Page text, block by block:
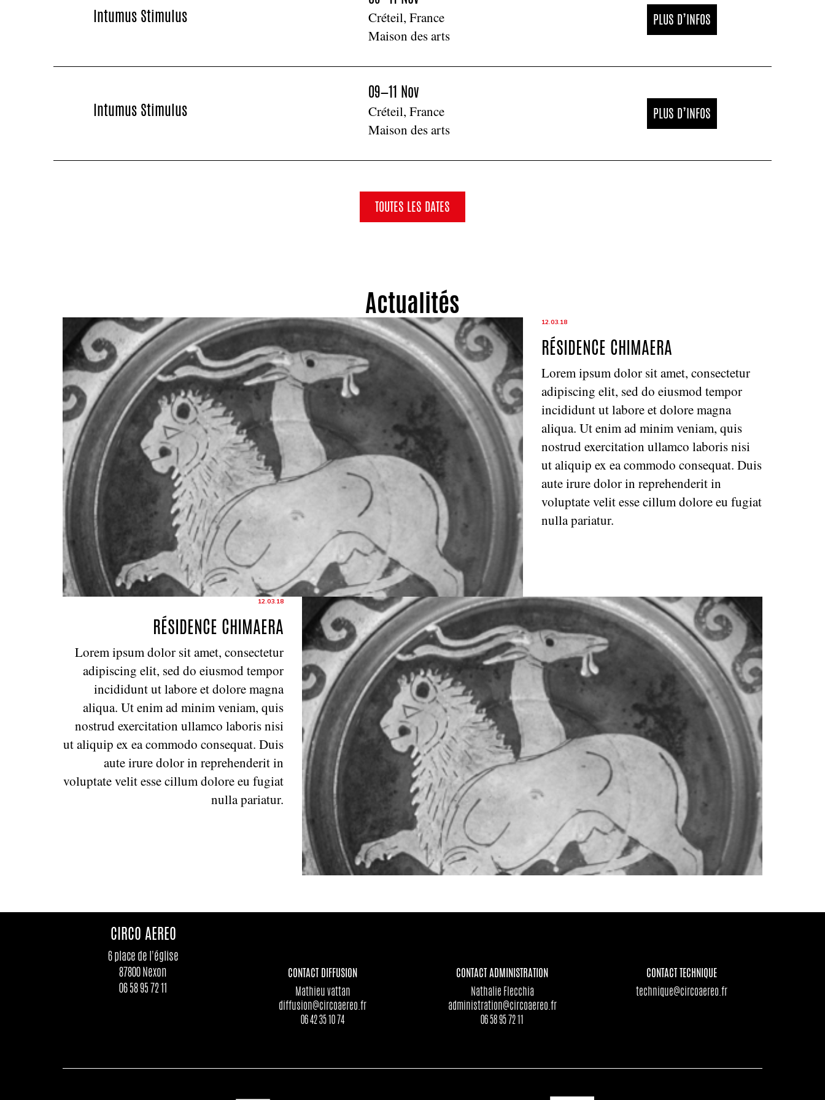
Intumus Stimulus
Créteil, France
Maison des arts
PLUS D’INFOS
Intumus Stimulus
09—11 Nov
Créteil, France
Maison des arts
PLUS D’INFOS
TOUTES LES DATES
Actualités
12.03.18
RÉSIDENCE CHIMAERA
Lorem ipsum dolor sit amet, consectetur
adipiscing elit, sed do eiusmod tempor
incididunt ut labore et dolore magna
aliqua. Ut enim ad minim veniam, quis
nostrud exercitation ullamco laboris nisi
ut aliquip ex ea commodo consequat. Duis
aute irure dolor in reprehenderit in
voluptate velit esse cillum dolore eu fugiat
nulla pariatur.
12.03.18
RÉSIDENCE CHIMAERA
Lorem ipsum dolor sit amet, consectetur
adipiscing elit, sed do eiusmod tempor
incididunt ut labore et dolore magna
aliqua. Ut enim ad minim veniam, quis
nostrud exercitation ullamco laboris nisi
ut aliquip ex ea commodo consequat. Duis
aute irure dolor in reprehenderit in
voluptate velit esse cillum dolore eu fugiat
nulla pariatur.
CIRCO AEREO
6 place de l'église
87800 Nexon
06 58 95 72 11
CONTACT DIFFUSION
Mathieu vattan
diffusion@circoaereo.fr
06 42 35 10 74
CONTACT ADMINISTRATION
Nathalie Flecchia
administration@circoaereo.fr
06 58 95 72 11
CONTACT TECHNIQUE
technique@circoaereo.fr